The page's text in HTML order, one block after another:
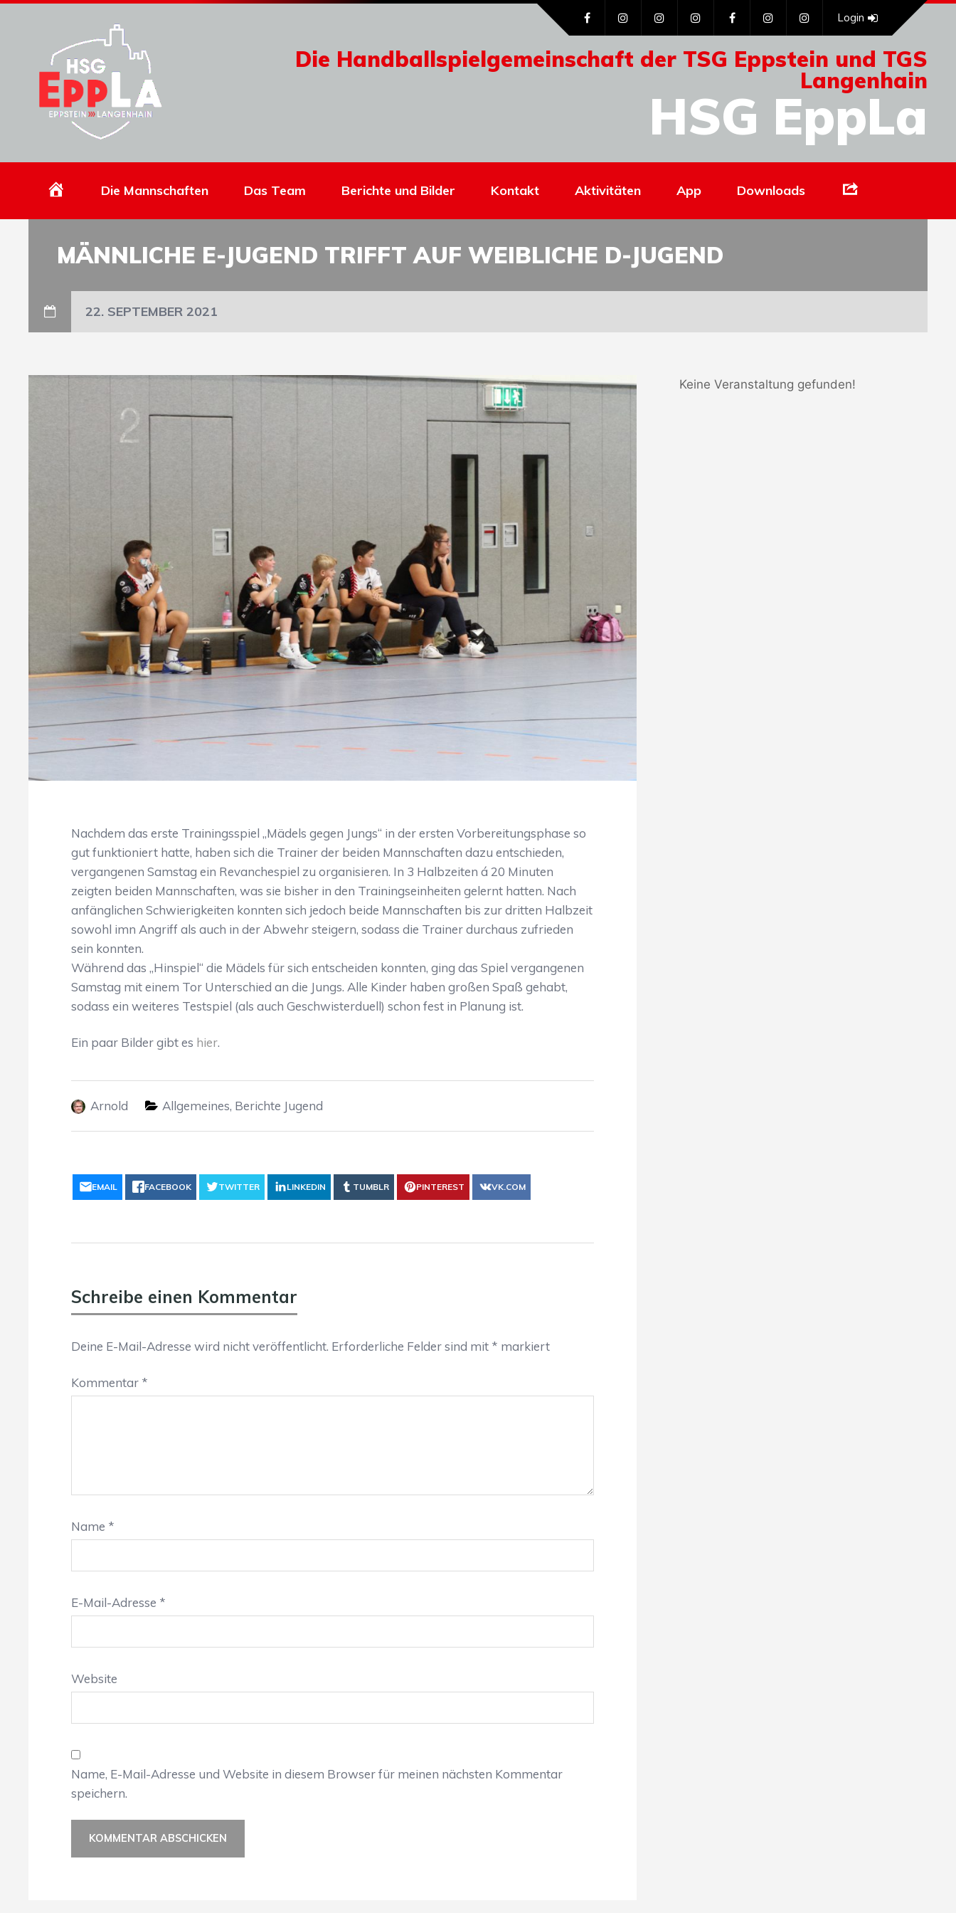
Die Handballspielgemeinschaft der TSG Eppstein und TGS
Langenhain
HSG EppLa
Login
HomepageDie Mannschaften Das Team Berichte und Bilder Kontakt Aktivitäten App Downloads
MÄNNLICHE E-JUGEND TRIFFT AUF WEIBLICHE D-JUGEND
22. SEPTEMBER 2021
Nachdem das erste Trainingsspiel „Mädels gegen Jungs“ in der ersten Vorbereitungsphase so
gut funktioniert hatte, haben sich die Trainer der beiden Mannschaften dazu entschieden,
vergangenen Samstag ein Revanchespiel zu organisieren. In 3 Halbzeiten á 20 Minuten
zeigten beiden Mannschaften, was sie bisher in den Trainingseinheiten gelernt hatten. Nach
anfänglichen Schwierigkeiten konnten sich jedoch beide Mannschaften bis zur dritten Halbzeit
sowohl imn Angriff als auch in der Abwehr steigern, sodass die Trainer durchaus zufrieden
sein konnten.
Während das „Hinspiel“ die Mädels für sich entscheiden konnten, ging das Spiel vergangenen
Samstag mit einem Tor Unterschied an die Jungs. Alle Kinder haben großen Spaß gehabt,
sodass ein weiteres Testspiel (als auch Geschwisterduell) schon fest in Planung ist.
Ein paar Bilder gibt es hier.
Arnold Allgemeines, Berichte Jugend
EMAIL FACEBOOK TWITTER LINKEDIN TUMBLR PINTEREST VK.COM
Schreibe einen Kommentar
Deine E-Mail-Adresse wird nicht veröffentlicht. Erforderliche Felder sind mit * markiert
Kommentar *
Name *
E-Mail-Adresse *
Website
Name, E-Mail-Adresse und Website in diesem Browser für meinen nächsten Kommentar
speichern.
Keine Veranstaltung gefunden!